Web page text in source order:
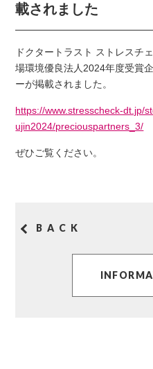
載されました
ドクタートラスト ストレスチ
場環境優良法人2024年度受賞
ーが掲載されました。
https://www.stresscheck-dt.jp/
ujin2024/preciouspartners_3/
ぜひご覧ください。
BACK